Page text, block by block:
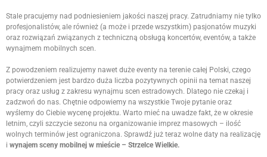
Stale pracujemy nad podniesieniem jakości naszej pracy. Zatrudniamy nie tylko
profesjonalistów, ale również (a może i przede wszystkim) pasjonatów muzyki
oraz rozwiązań związanych z techniczną obsługą koncertów, eventów, a także
wynajmem mobilnych scen.
Z powodzeniem realizujemy nawet duże eventy na terenie całej Polski, czego
potwierdzeniem jest bardzo duża liczba pozytywnych opinii na temat naszej
pracy oraz usług z zakresu wynajmu scen estradowych. Dlatego nie czekaj i
zadzwoń do nas. Chętnie odpowiemy na wszystkie Twoje pytanie oraz
wyślemy do Ciebie wycenę projektu. Warto mieć na uwadze fakt, że w okresie
letnim, czyli szczycie sezonu na organizowanie imprez masowych – ilość
wolnych terminów jest ograniczona. Sprawdź już teraz wolne daty na realizację
i wynajem sceny mobilnej w mieście – Strzelce Wielkie.